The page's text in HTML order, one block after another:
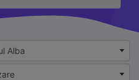
Alba